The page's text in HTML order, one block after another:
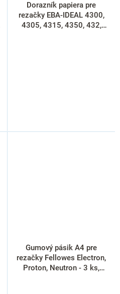
Dorazník papiera pre
rezačky EBA-IDEAL 4300,
4305, 4315, 4350, 432,
Gumový pásik A4 pre
rezačky Fellowes Electron,
Proton, Neutron - 3 ks,